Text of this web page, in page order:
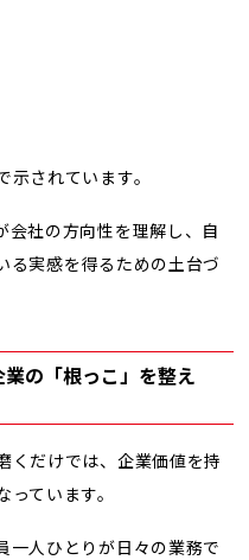
されています。
会社の方向性を理解し、自
る実感を得るための土台づ
の「根っこ」を整え
くだけでは、企業価値を持
ています。
一人ひとりが日々の業務で